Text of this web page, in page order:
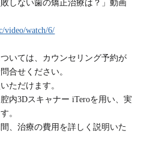
しない歯の矯正治療は？」動画
video/watch/6/
いては、カウンセリング予約が
合せください。
ただけます。
内3Dスキャナー iTeroを用い、実
。
、治療の費用を詳しく説明いた